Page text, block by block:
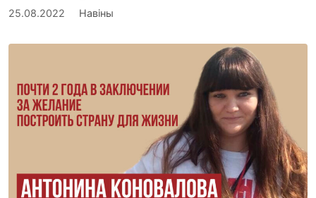
25.08.2022 Навіны